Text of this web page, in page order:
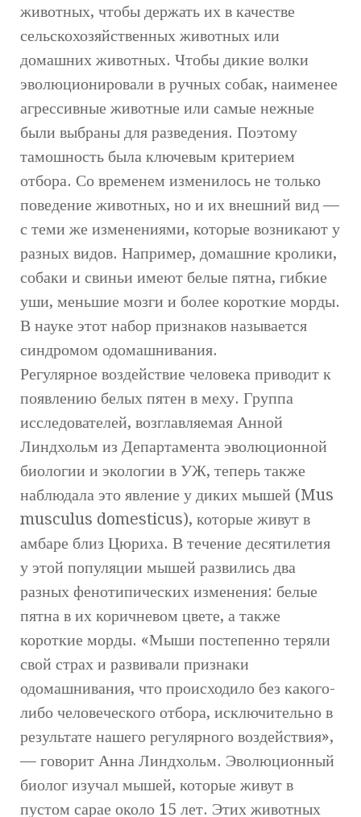
животных, чтобы держать их в качестве
сельскохозяйственных животных или
домашних животных. Чтобы дикие волки
эволюционировали в ручных собак, наименее
агрессивные животные или самые нежные
были выбраны для разведения. Поэтому
тамошность была ключевым критерием
отбора. Со временем изменилось не только
поведение животных, но и их внешний вид —
с теми же изменениями, которые возникают у
разных видов. Например, домашние кролики,
собаки и свиньи имеют белые пятна, гибкие
уши, меньшие мозги и более короткие морды.
В науке этот набор признаков называется
синдромом одомашнивания.
Регулярное воздействие человека приводит к
появлению белых пятен в меху. Группа
исследователей, возглавляемая Анной
Линдхольм из Департамента эволюционной
биологии и экологии в УЖ, теперь также
наблюдала это явление у диких мышей (Mus
musculus domesticus), которые живут в
амбаре близ Цюриха. В течение десятилетия
у этой популяции мышей развились два
разных фенотипических изменения: белые
пятна в их коричневом цвете, а также
короткие морды. «Мыши постепенно теряли
свой страх и развивали признаки
одомашнивания, что происходило без какого-
либо человеческого отбора, исключительно в
результате нашего регулярного воздействия»,
— говорит Анна Линдхольм. Эволюционный
биолог изучал мышей, которые живут в
пустом сарае около 15 лет. Этих животных